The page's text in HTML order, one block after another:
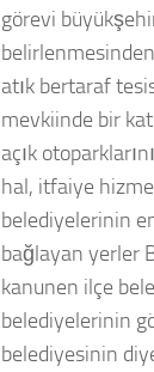
görevi
atık bertaraf
mevkiinde bir
açık
hal, itfaiye
belediyelerinin
bağlayan yerler
kanunen ilçe
belediyelerinin
belediyesinin